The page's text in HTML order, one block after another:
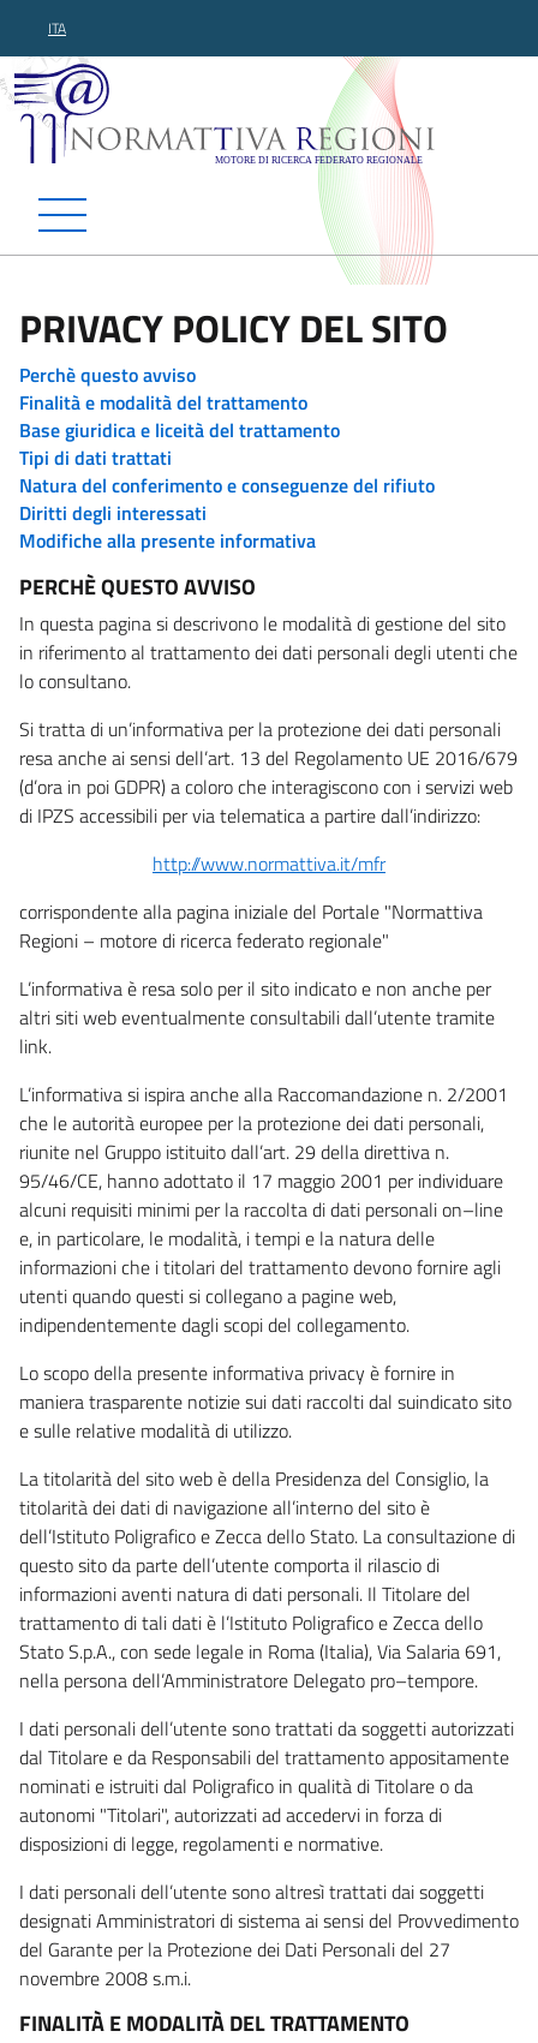
ITA
Normattiva Regioni -
PRIVACY POLICY DEL SITO
Perchè questo avviso
Finalità e modalità del trattamento
Base giuridica e liceità del trattamento
Tipi di dati trattati
Natura del conferimento e conseguenze del rifiuto
Diritti degli interessati
Modifiche alla presente informativa
PERCHÈ QUESTO AVVISO
In questa pagina si descrivono le modalità di gestione del sito
in riferimento al trattamento dei dati personali degli utenti che
lo consultano.
Si tratta di un’informativa per la protezione dei dati personali
resa anche ai sensi dell’art. 13 del Regolamento UE 2016/679
(d’ora in poi GDPR) a coloro che interagiscono con i servizi web
di IPZS accessibili per via telematica a partire dall’indirizzo:
http://www.normattiva.it/mfr
corrispondente alla pagina iniziale del Portale "Normattiva
Regioni – motore di ricerca federato regionale"
L’informativa è resa solo per il sito indicato e non anche per
altri siti web eventualmente consultabili dall’utente tramite
link.
L’informativa si ispira anche alla Raccomandazione n. 2/2001
che le autorità europee per la protezione dei dati personali,
riunite nel Gruppo istituito dall’art. 29 della direttiva n.
95/46/CE, hanno adottato il 17 maggio 2001 per individuare
alcuni requisiti minimi per la raccolta di dati personali on–line
e, in particolare, le modalità, i tempi e la natura delle
informazioni che i titolari del trattamento devono fornire agli
utenti quando questi si collegano a pagine web,
indipendentemente dagli scopi del collegamento.
Lo scopo della presente informativa privacy è fornire in
maniera trasparente notizie sui dati raccolti dal suindicato sito
e sulle relative modalità di utilizzo.
La titolarità del sito web è della Presidenza del Consiglio, la
titolarità dei dati di navigazione all’interno del sito è
dell’Istituto Poligrafico e Zecca dello Stato. La consultazione di
questo sito da parte dell’utente comporta il rilascio di
informazioni aventi natura di dati personali. Il Titolare del
trattamento di tali dati è l’Istituto Poligrafico e Zecca dello
Stato S.p.A., con sede legale in Roma (Italia), Via Salaria 691,
nella persona dell’Amministratore Delegato pro–tempore.
I dati personali dell’utente sono trattati da soggetti autorizzati
dal Titolare e da Responsabili del trattamento appositamente
nominati e istruiti dal Poligrafico in qualità di Titolare o da
autonomi "Titolari", autorizzati ad accedervi in forza di
disposizioni di legge, regolamenti e normative.
I dati personali dell’utente sono altresì trattati dai soggetti
designati Amministratori di sistema ai sensi del Provvedimento
del Garante per la Protezione dei Dati Personali del 27
novembre 2008 s.m.i.
FINALITÀ E MODALITÀ DEL TRATTAMENTO